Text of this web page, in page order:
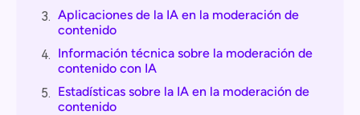
3. Aplicaciones de la IA en la moderación de
contenido
4. Información técnica sobre la moderación de
contenido con IA
5. Estadísticas sobre la IA en la moderación de
contenido